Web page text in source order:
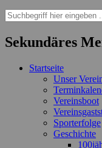
Suchen
Suchen
nach:
Sekundäres
Zum
Startseite
Unser
Vereinsboot
Sporterfolge
Geschichte